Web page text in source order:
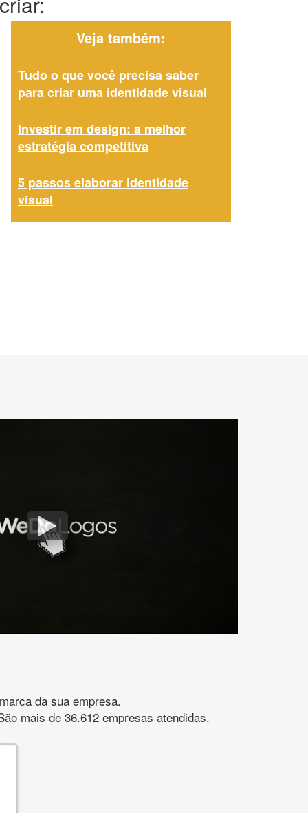
Veja também:
Tudo o que você precisa saber
para criar uma identidade visual
Investir em design: a melhor
estratégia competitiva
5 passos elaborar identidade
visual
da sua empresa.
mais de 36.612 empresas atendidas.